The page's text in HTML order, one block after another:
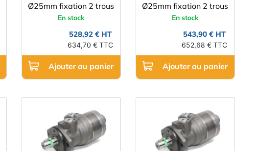
Ø25mm fixation 2 trous
En stock
528,92 € HT
634,70 € TTC
Ajouter au panier
Ø25mm fixation 2 trous
En stock
543,90 € HT
652,68 € TTC
Ajouter au panier